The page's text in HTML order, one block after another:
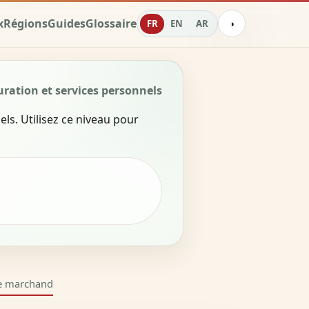
RégionsGuidesGlossaire FR EN AR ◑
et services personnels
Utilisez ce niveau pour
marchand